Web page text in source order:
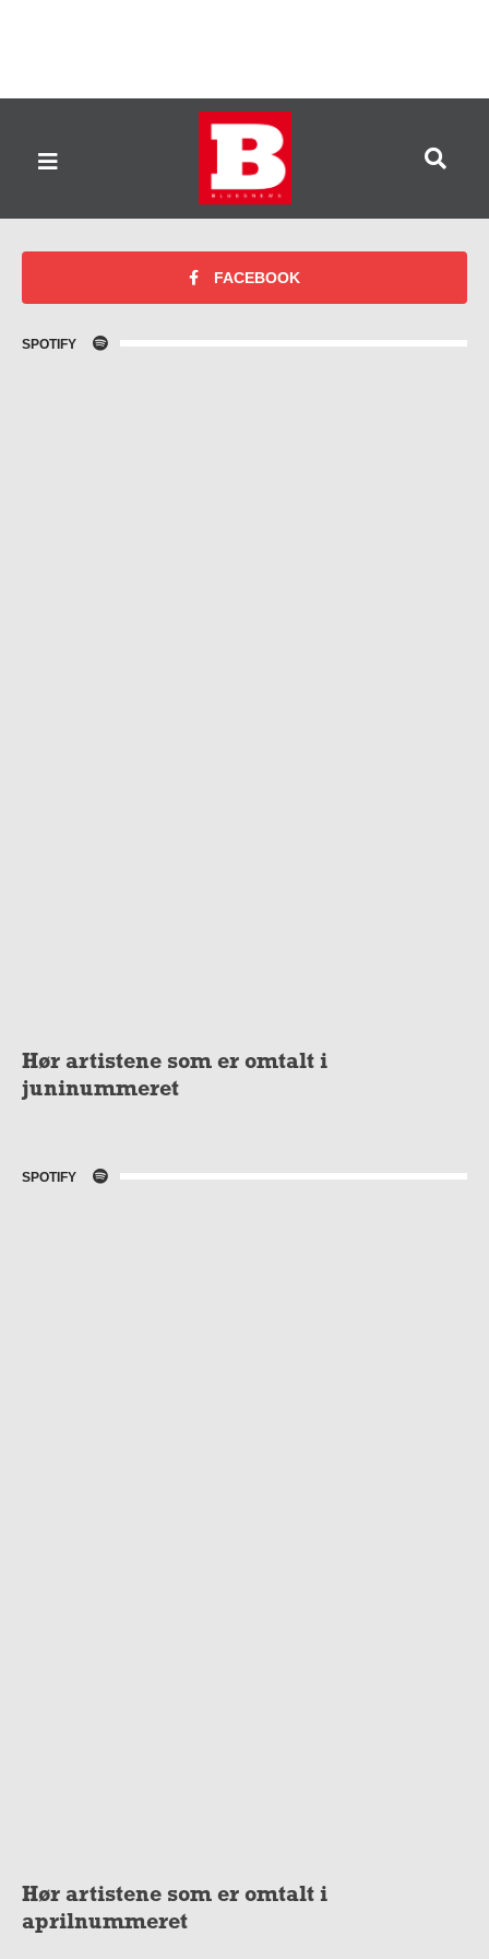
FACEBOOK
SPOTIFY
Hør artistene som er omtalt i
juninummeret
SPOTIFY
Hør artistene som er omtalt i
aprilnummeret